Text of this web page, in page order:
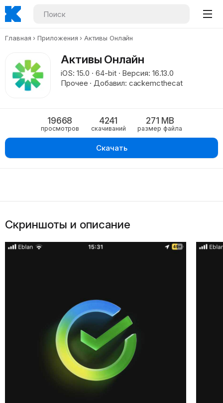
Главная Приложения Активы Онлайн
Активы Онлайн
iOS: 15.0 · 64-bit · Версия: 16.13.0
Прочее · Добавил: cackemcthecat
19668
просмотров
4241
скачиваний
271 MB
размер файла
Скачать
Скриншоты и описание